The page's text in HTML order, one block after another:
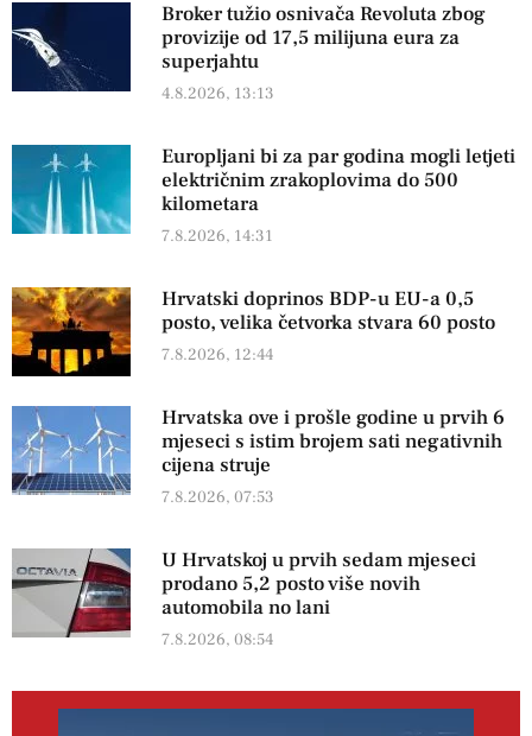
Broker tužio osnivača Revoluta zbog
provizije od 17,5 milijuna eura za
superjahtu
4.8.2026, 13:13
Europljani bi za par godina mogli letjeti
električnim zrakoplovima do 500
kilometara
7.8.2026, 14:31
Hrvatski doprinos BDP-u EU-a 0,5
posto, velika četvorka stvara 60 posto
7.8.2026, 12:44
Hrvatska ove i prošle godine u prvih 6
mjeseci s istim brojem sati negativnih
cijena struje
7.8.2026, 07:53
U Hrvatskoj u prvih sedam mjeseci
prodano 5,2 posto više novih
automobila no lani
7.8.2026, 08:54